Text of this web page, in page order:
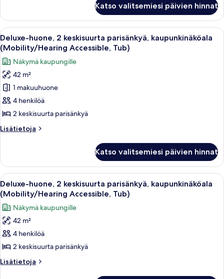
Tub)
kuvat
1
suuri
parisänky,
kaupunkinäköala
(Mobility/Hearing
Accessible,
Tub)
Katso valitsemiesi päivien hinnat
Avaa
kaikki
huonetyypin
Deluxe-
huone,
2
keskisuurta
parisänkyä,
kaupunkinäköala
(Mobility/Hearing
Tub)
kuvat
Moderni hotellihuone, jossa on
5
Deluxe-huone, 2 keskisuurta parisänkyä, kaupunkinäköala
(Mobility/Hearing Accessible, Tub)
Näkymä kaupungille
42 m²
1 makuuhuone
4 henkilöä
2 keskisuurta parisänkyä
Lisätietoja
Lisätietoja
2
keskisuurta
parisänkyä,
kaupunkinäköala
(Mobility/Hearing
Accessible,
Tub)
Katso valitsemiesi päivien hinnat
Avaa
kaikki
huonetyypin
Deluxe-
huone,
2
keskisuurta
parisänkyä,
Moderni hotellihuone, jossa on
5
Deluxe-huone, 2 keskisuurta parisänkyä, kaupunkinäköala
(Mobility/Hearing Accessible, Tub)
Näkymä kaupungille
42 m²
4 henkilöä
2 keskisuurta parisänkyä
Lisätietoja
Lisätietoja